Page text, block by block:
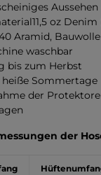
oz Denim
Aramid, Bauwolle
waschbar
bis zum Herbst
Sommertage
der
der